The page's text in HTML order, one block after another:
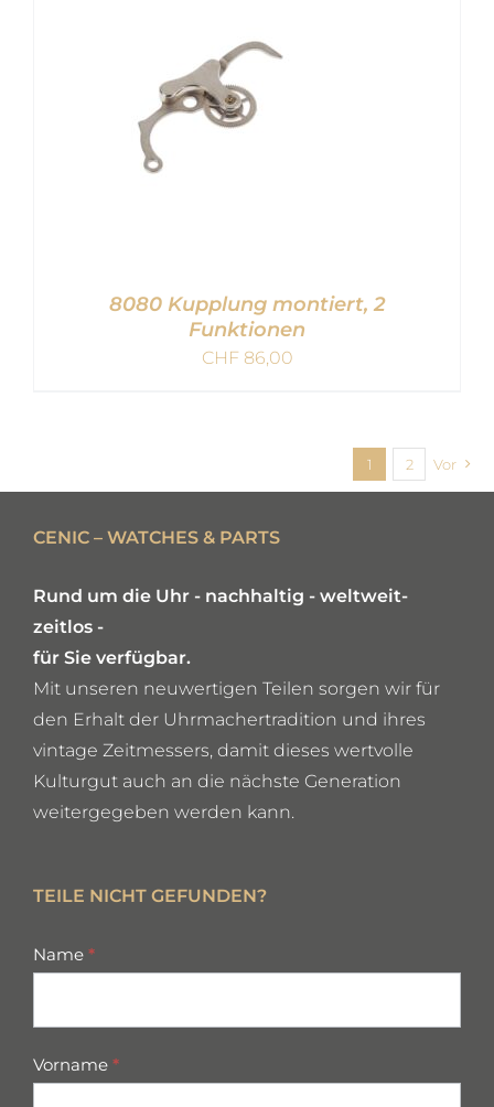
8080 Kupplung montiert, 2
Funktionen
CHF86,00
1 2 Vor
CENIC – WATCHES & PARTS
Rund um die Uhr - nachhaltig - weltweit-
zeitlos -
für Sie verfügbar.
Mit unseren neuwertigen Teilen sorgen wir für
den Erhalt der Uhrmachertradition und ihres
vintage Zeitmessers, damit dieses wertvolle
Kulturgut auch an die nächste Generation
weitergegeben werden kann.
TEILE NICHT GEFUNDEN?
missing
Name *
Vorname *